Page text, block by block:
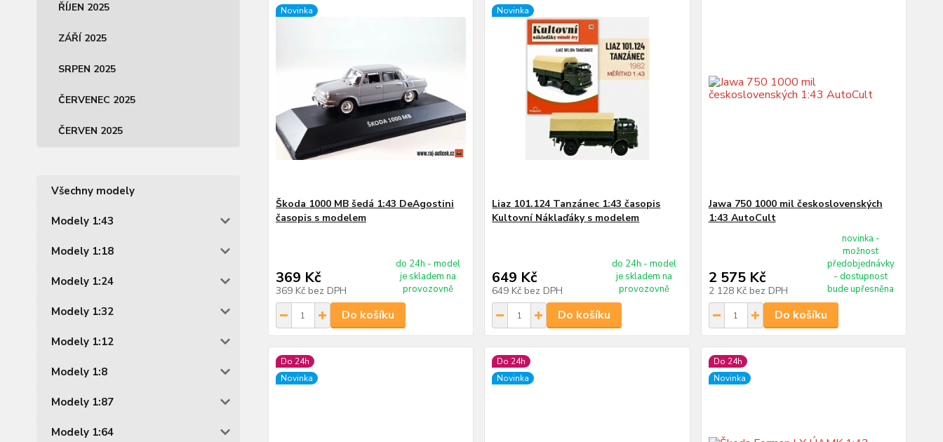
ŘÍJEN 2025
ZÁŘÍ 2025
SRPEN 2025
ČERVENEC 2025
ČERVEN 2025
Všechny modely
Modely 1:43
Modely 1:18
Modely 1:24
Modely 1:32
Modely 1:12
Modely 1:8
Modely 1:87
Modely 1:64
Novinka
Škoda 1000 MB šedá 1:43 DeAgostini
časopis s modelem
369 Kč
369 Kč bez DPH
do 24h - model
je skladem na
provozovně
Do košíku
Novinka
Liaz 101.124 Tanzánec 1:43 časopis
Kultovní Náklaďáky s modelem
649 Kč
649 Kč bez DPH
do 24h - model
je skladem na
provozovně
Do košíku
Jawa 750 1000 mil československých
1:43 AutoCult
2 575 Kč
2 128 Kč bez DPH
novinka -
možnost
předobjednávky
- dostupnost
bude upřesněna
Do košíku
Do 24h
Novinka
Do 24h
Novinka
Do 24h
Novinka